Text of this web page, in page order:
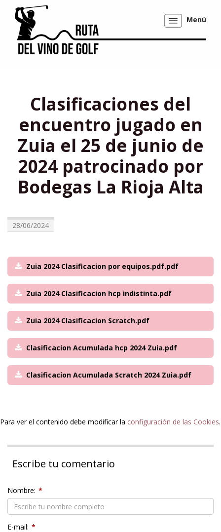
Mostrar/ocultar
navegación
Menú
Clasificaciones del
encuentro jugado en
Zuia el 25 de junio de
2024 patrocinado por
Bodegas La Rioja Alta
28/06/2024
Zuia 2024 Clasificacion por equipos.pdf.pdf
Zuia 2024 Clasificacion hcp indistinta.pdf
Zuia 2024 Clasificacion Scratch.pdf
Clasificacion Acumulada hcp 2024 Zuia.pdf
Clasificacion Acumulada Scratch 2024 Zuia.pdf
Para ver el contenido debe modificar la configuración de las Cookies.
Escribe tu comentario
Nombre: *
E-mail: *